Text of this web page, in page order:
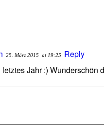
25. März 2015 at 19:25
Reply
Jahr :) Wunderschön